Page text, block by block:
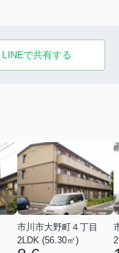
LINEで共有する
市川市大野町４丁目
2LDK (56.30㎡)